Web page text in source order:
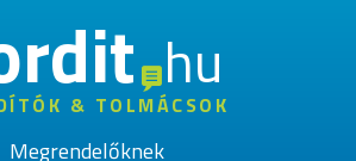
hu
& TOLMÁCSOK
Megrendelőknek